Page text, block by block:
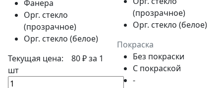
Фанера
Орг. стекло
(прозрачное)
Орг. стекло (белое)
Текущая цена:
80 ₽за 1
шт
(прозрачное)
Орг. стекло (белое)
Покраска
Без покраски
С покраской
-